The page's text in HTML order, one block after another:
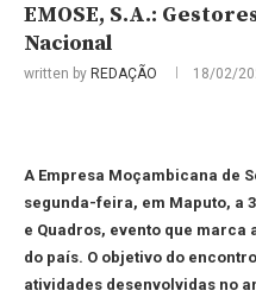
EMOSE, S.A.:
Nacional
written by REDAÇÃO 18/02/
A Empresa Moçambicana de
segunda-feira, em Maputo, a
e Quadros, evento que
do país. O objetivo do
atividades desenvolvidas no